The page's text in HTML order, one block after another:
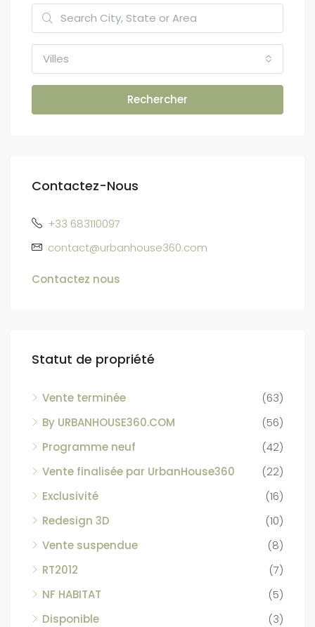
Villes
Rechercher
Contactez-Nous
+33 683110097
contact@urbanhouse360.com
Contactez nous
Statut de propriété
Vente terminée
(63)
By URBANHOUSE360.COM
(56)
Programme neuf
(42)
Vente finalisée par UrbanHouse360
(22)
Exclusivité
(16)
Redesign 3D
(10)
Vente suspendue
(8)
RT2012
(7)
NF HABITAT
(5)
Disponible
(3)